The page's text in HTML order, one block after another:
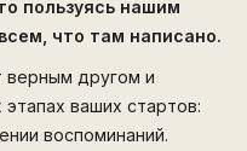
пользуясь нашим
что там написано.
верным другом и
ваших стартов:
воспоминаний.